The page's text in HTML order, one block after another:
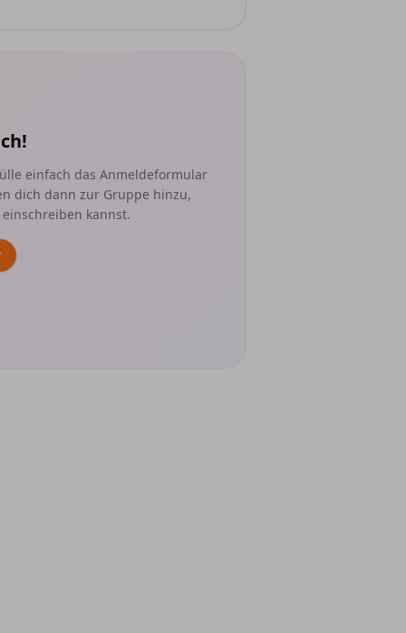
einfach das Anmeldeformular
dich dann zur Gruppe hinzu,
kannst.